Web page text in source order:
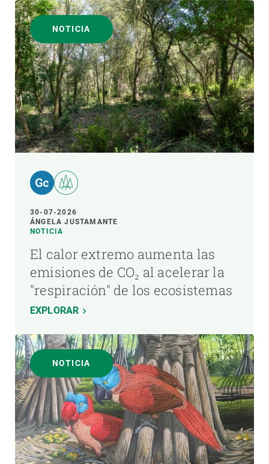
NOTICIA
30-07-2026
ÁNGELA JUSTAMANTE
NOTICIA
El calor extremo aumenta las
emisiones de CO₂ al acelerar la
"respiración" de los ecosistemas
EXPLORAR
NOTICIA